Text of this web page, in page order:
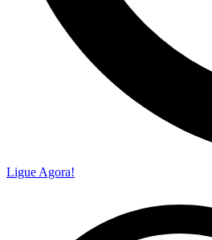
Ligue Agora!